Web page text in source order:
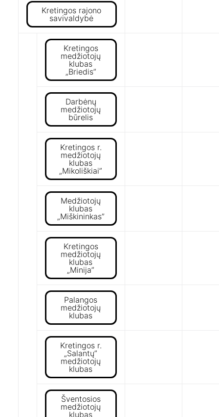
Kretingos rajono
savivaldybė
Kretingos
medžiotojų
klubas
„Briedis”
Darbėnų
medžiotojų
būrelis
Kretingos r.
medžiotojų
klubas
„Mikoliškiai”
Medžiotojų
klubas
„Miškininkas”
Kretingos
medžiotojų
klubas
„Minija”
Palangos
medžiotojų
klubas
Kretingos r.
„Salantų”
medžiotojų
klubas
Šventosios
medžiotojų
klubas